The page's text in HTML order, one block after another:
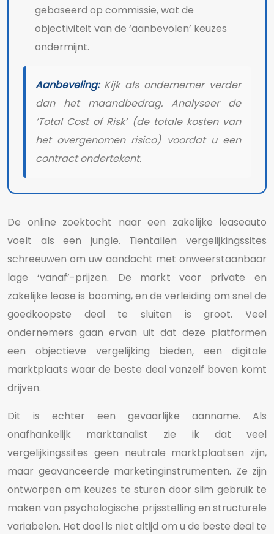
gebaseerd op commissie, wat de
objectiviteit van de ‘aanbevolen’ keuzes
ondermijnt.
Aanbeveling:Kijk als ondernemer verder
dan het maandbedrag. Analyseer de
‘Total Cost of Risk’ (de totale kosten van
het overgenomen risico) voordat u een
contract ondertekent.
De online zoektocht naar een zakelijke leaseauto
voelt als een jungle. Tientallen vergelijkingssites
schreeuwen om uw aandacht met onweerstaanbaar
lage ‘vanaf’-prijzen. De markt voor private en
zakelijke lease is booming, en de verleiding om snel de
goedkoopste deal te sluiten is groot. Veel
ondernemers gaan ervan uit dat deze platformen
een objectieve vergelijking bieden, een digitale
marktplaats waar de beste deal vanzelf boven komt
drijven.
Dit is echter een gevaarlijke aanname. Als
onafhankelijk marktanalist zie ik dat veel
vergelijkingssites geen neutrale marktplaatsen zijn,
maar geavanceerde marketinginstrumenten. Ze zijn
ontworpen om keuzes te sturen door slim gebruik te
maken van psychologische prijsstelling en structurele
variabelen. Het doel is niet altijd om u de beste deal te